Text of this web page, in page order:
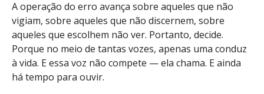
A operação do erro avança sobre aqueles que não
vigiam, sobre aqueles que não discernem, sobre
aqueles que escolhem não ver. Portanto, decide.
Porque no meio de tantas vozes, apenas uma conduz
à vida. E essa voz não compete — ela chama. E ainda
há tempo para ouvir.